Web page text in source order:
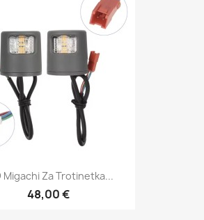
Migachi Za Trotinetka...
48,00 €